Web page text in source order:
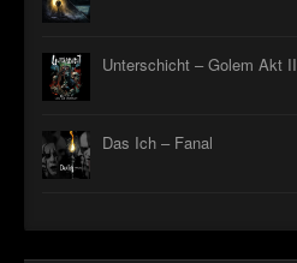
Unterschicht – Golem Akt II
Das Ich – Fanal